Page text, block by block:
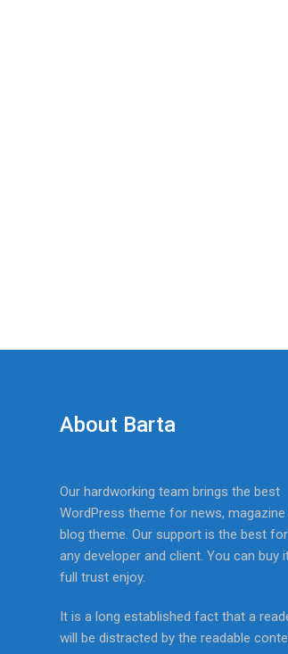
About Barta
Our hardworking team brings the best
WordPress theme for news, magazine
blog theme. Our support is the best for
any developer and client. You can buy
full trust enjoy.
It is a long established fact that a
will be distracted by the readable